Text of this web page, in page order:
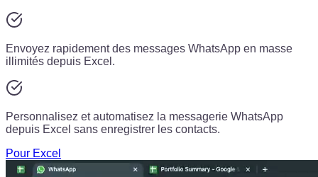
Envoyez rapidement des messages WhatsApp en masse
illimités depuis Excel.
Personnalisez et automatisez la messagerie WhatsApp
depuis Excel sans enregistrer les contacts.
Pour Excel